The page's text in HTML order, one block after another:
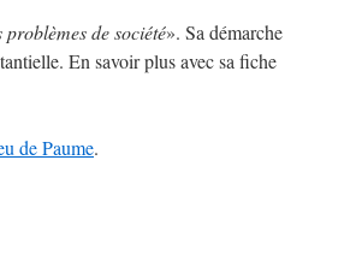
problèmes de société». Sa démarche
En savoir plus avec sa fiche
de Paume.